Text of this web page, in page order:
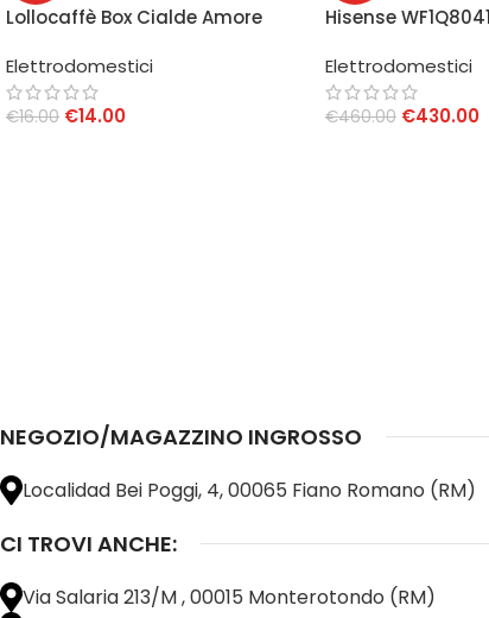
Lollocaffè Box Cialde Amore
Elettrodomestici
€16.00 €14.00
Hisense
Elettrodomestici
€460.00 €430.00
NEGOZIO/MAGAZZINO INGROSSO
Localidad Bei Poggi, 4, 00065 Fiano Romano (RM)
CI TROVI ANCHE:
Via Salaria 213/M , 00015 Monterotondo (RM)